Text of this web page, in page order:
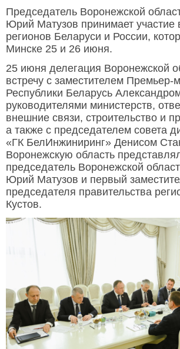
Председатель Воронежской
Юрий Матузов принимает
регионов Беларуси и России,
Минске 25 и 26 июня.
25 июня делегация Воронежской
встречу с заместителем Премьер-
Республики Беларусь
руководителями министерств,
внешние связи, строительство и
а также с председателем совета
«ГК БелИнжиниринг» Денисом
Воронежскую область
председатель Воронежской
Юрий Матузов и первый
председателя правительства
Кустов.